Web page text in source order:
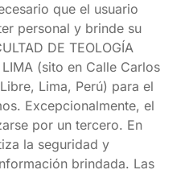
que el usuario
personal y brinde su
DE TEOLOGÍA
LIMA (sito en Calle Carlos
Lima, Perú) para el
Excepcionalmente, el
por un tercero. En
la seguridad y
brindada. Las